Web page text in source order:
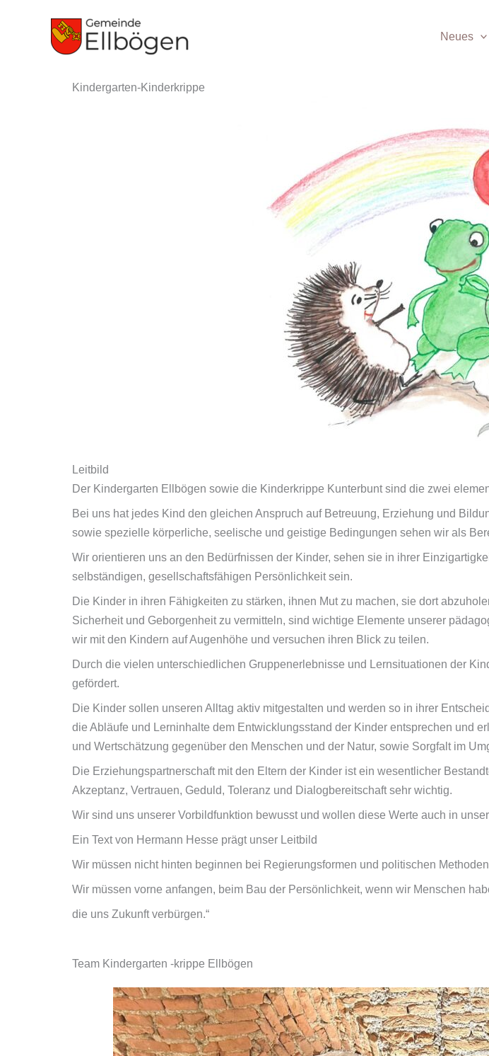
Neues
Kindergarten-Kinderkrippe
Leitbild
Der Kindergarten Ellbögen sowie die Kinderkrippe Kunterbunt sind die zwei
Bei uns hat jedes Kind den gleichen Anspruch auf Betreuung, Erziehung und
sowie spezielle körperliche, seelische und geistige Bedingungen sehen wir als
Wir orientieren uns an den Bedürfnissen der Kinder, sehen sie in ihrer
selbständigen, gesellschaftsfähigen Persönlichkeit sein.
Die Kinder in ihren Fähigkeiten zu stärken, ihnen Mut zu machen, sie dort
Sicherheit und Geborgenheit zu vermitteln, sind wichtige Elemente unserer
wir mit den Kindern auf Augenhöhe und versuchen ihren Blick zu teilen.
Durch die vielen unterschiedlichen Gruppenerlebnisse und Lernsituationen der
gefördert.
Die Kinder sollen unseren Alltag aktiv mitgestalten und werden so in ihrer
die Abläufe und Lerninhalte dem Entwicklungsstand der Kinder entsprechen und
und Wertschätzung gegenüber den Menschen und der Natur, sowie Sorgfalt im
Die Erziehungspartnerschaft mit den Eltern der Kinder ist ein wesentlicher
Akzeptanz, Vertrauen, Geduld, Toleranz und Dialogbereitschaft sehr wichtig.
Wir sind uns unserer Vorbildfunktion bewusst und wollen diese Werte auch in
Ein Text von Hermann Hesse prägt unser Leitbild
Wir müssen nicht hinten beginnen bei Regierungsformen und politischen
Wir müssen vorne anfangen, beim Bau der Persönlichkeit, wenn wir Menschen
die uns Zukunft verbürgen.“
Team Kindergarten -krippe Ellbögen